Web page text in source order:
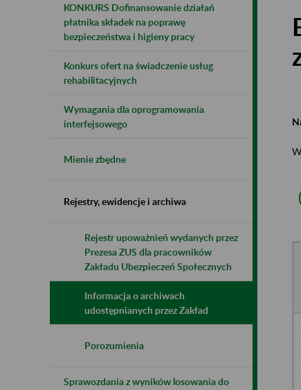
KONKURS Dofinansowanie działań
płatnika składek na poprawę
bezpieczeństwa i higieny pracy
Konkurs ofert na świadczenie usług
rehabilitacyjnych
Wymagania dla oprogramowania
interfejsowego
Mienie zbędne
Rejestry, ewidencje i archiwa
Rejestr upoważnień wydanych przez
Prezesa ZUS dla pracowników
Zakładu Ubezpieczeń Społecznych
Informacja o archiwach
udostępnianych przez Zakład
Porozumienia
Sprawozdania z wyników losowania do